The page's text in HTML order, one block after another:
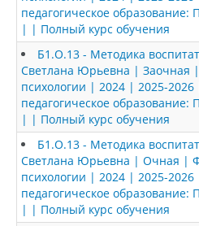
педагогическое образование:
| | Полный курс обучения
Б1.О.13 - Методика
Светлана Юрьевна | Заочная |
психологии | 2024 | 2025-
педагогическое образование:
| | Полный курс обучения
Б1.О.13 - Методика
Светлана Юрьевна | Очная |
психологии | 2024 | 2025-
педагогическое образование:
| | Полный курс обучения